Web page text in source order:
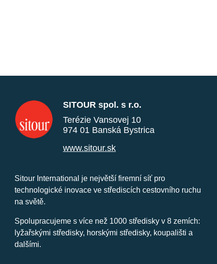
SITOUR spol. s r.o.
Terézie Vansovej 10
974 01 Banská Bystrica
www.sitour.sk
Sitour International je největší firemní síť pro
technologické inovace ve střediscích cestovního ruchu
na světě.
Spolupracujeme s více než 1000 středisky v 8 zemích:
lyžařskými středisky, horskými středisky, koupališti a
dalšími.